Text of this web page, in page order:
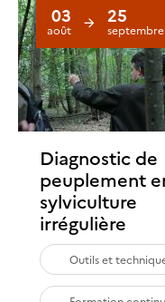
03
août
25
septembre
Diagnostic de
peuplement
sylviculture
irrégulière
Outils et